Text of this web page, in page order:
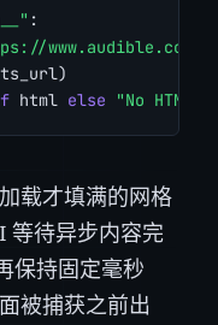
:
www.audible.com/
html else "No HTML
载才填满的网格
等待异步内容完
保持固定毫秒
被捕获之前出